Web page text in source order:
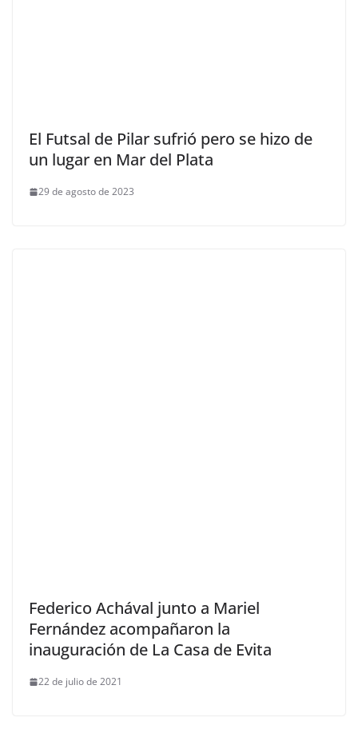
El Futsal de Pilar sufrió pero se hizo de
un lugar en Mar del Plata
29 de agosto de 2023
Federico Achával junto a Mariel
Fernández acompañaron la
inauguración de La Casa de Evita
22 de julio de 2021